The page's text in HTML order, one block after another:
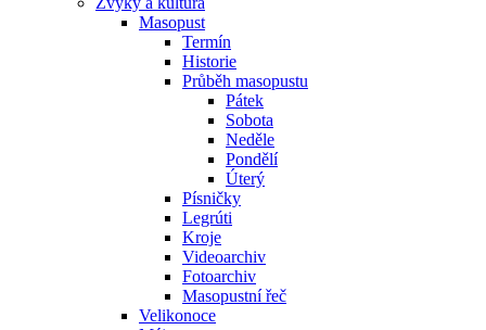
Masopust
Termín
Historie
Průběh masopustu
Pátek
Sobota
Neděle
Pondělí
Úterý
Písničky
Legrúti
Kroje
Videoarchiv
Fotoarchiv
Masopustní řeč
Velikonoce